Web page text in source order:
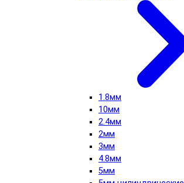
1.8мм
10мм
2.4мм
2мм
3мм
4.8мм
5мм